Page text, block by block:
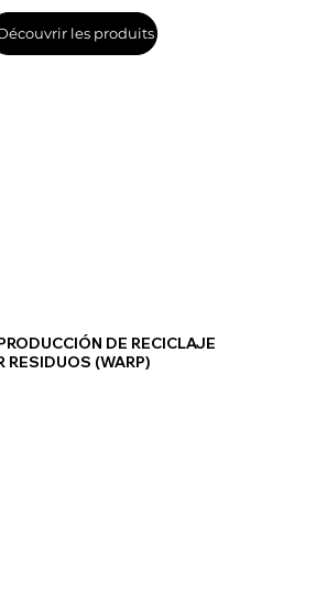
les produits
DE RECICLAJE
RESIDUOS (WARP)